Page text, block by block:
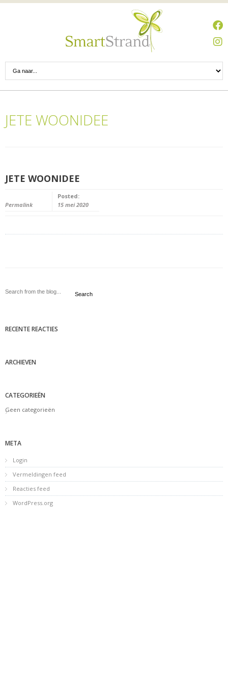
JETE WOONIDEE
JETE WOONIDEE
Permalink
Posted:
15 mei 2020
Search
RECENTE REACTIES
ARCHIEVEN
CATEGORIEËN
Geen categorieën
META
Login
Vermeldingen feed
Reacties feed
WordPress.org